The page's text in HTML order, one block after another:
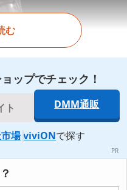
む
ップでチェック！
ト DMM通販
場 viviONで探す